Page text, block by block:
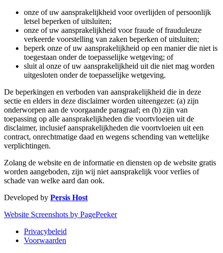
onze of uw aansprakelijkheid voor overlijden of persoonlijk
letsel beperken of uitsluiten;
onze of uw aansprakelijkheid voor fraude of frauduleuze
verkeerde voorstelling van zaken beperken of uitsluiten;
beperk onze of uw aansprakelijkheid op een manier die niet is
toegestaan onder de toepasselijke wetgeving; of
sluit al onze of uw aansprakelijkheid uit die niet mag worden
uitgesloten onder de toepasselijke wetgeving.
De beperkingen en verboden van aansprakelijkheid die in deze
sectie en elders in deze disclaimer worden uiteengezet: (a) zijn
onderworpen aan de voorgaande paragraaf; en (b) zijn van
toepassing op alle aansprakelijkheden die voortvloeien uit de
disclaimer, inclusief aansprakelijkheden die voortvloeien uit een
contract, onrechtmatige daad en wegens schending van wettelijke
verplichtingen.
Zolang de website en de informatie en diensten op de website gratis
worden aangeboden, zijn wij niet aansprakelijk voor verlies of
schade van welke aard dan ook.
Developed by Persis Host
Website Screenshots by PagePeeker
Privacybeleid
Voorwaarden